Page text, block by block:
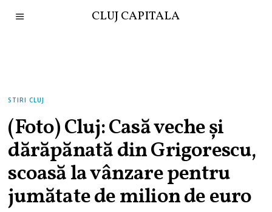
CLUJ CAPITALA
STIRI CLUJ
(Foto) Cluj: Casă veche și
dărăpănată din Grigorescu,
scoasă la vânzare pentru
jumătate de milion de euro